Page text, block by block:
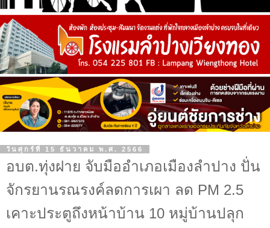
วันศุกร์ที่ 15 ธันวาคม พ.ศ. 2566
อบต.ทุ่งฝาย จับมืออำเภอเมืองลำปาง ปั่น
จักรยานรณรงค์ลดการเผา ลด PM 2.5
เคาะประตูถึงหน้าบ้าน 10 หมู่บ้านปลุก